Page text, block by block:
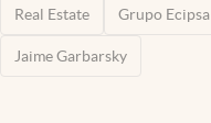
Real Estate Grupo Ecipsa
Jaime Garbarsky